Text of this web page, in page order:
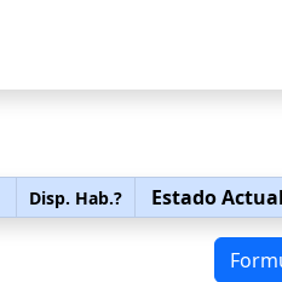
Disp. Hab.? Estado Actual